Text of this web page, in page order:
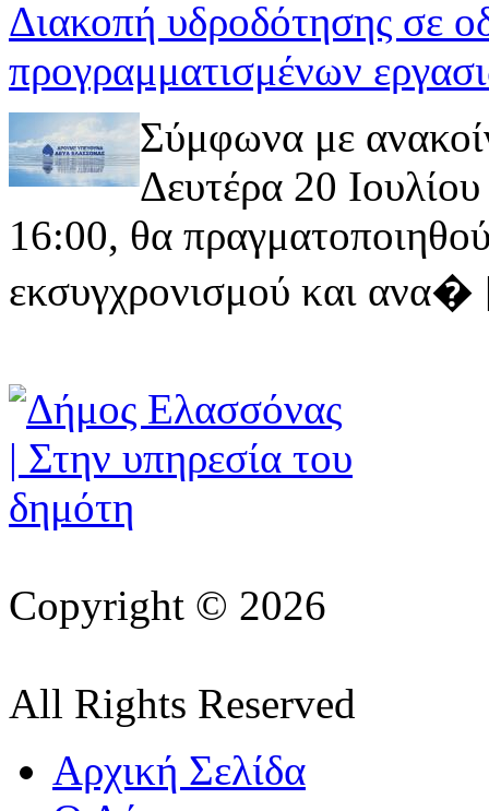
Διακοπή υδροδότησης σε
προγραμματισμένων
Σύμφωνα με
Δευτέρα 20
16:00, θα
εκσυγχρονισμού και
Copyright © 2026
All Rights Reserved
Αρχική Σελίδα